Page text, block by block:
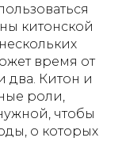
китонской
время от
два. Китон и
роли,
чтобы
о которых